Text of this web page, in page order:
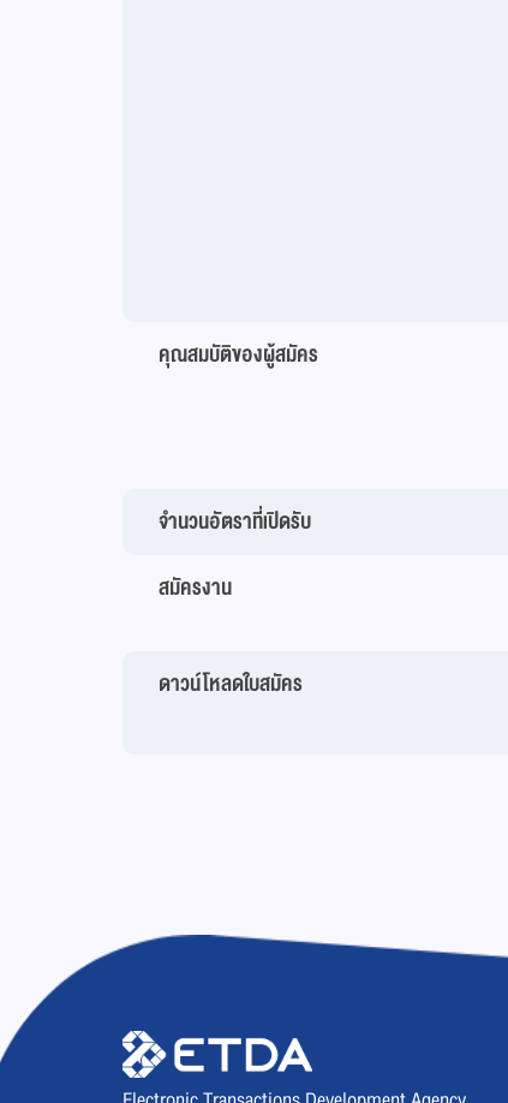
คุณสมบัติของผู้สมัคร
จำนวนอัตราที่เปิดรับ
สมัครงาน
ดาวน์โหลดใบสมัคร